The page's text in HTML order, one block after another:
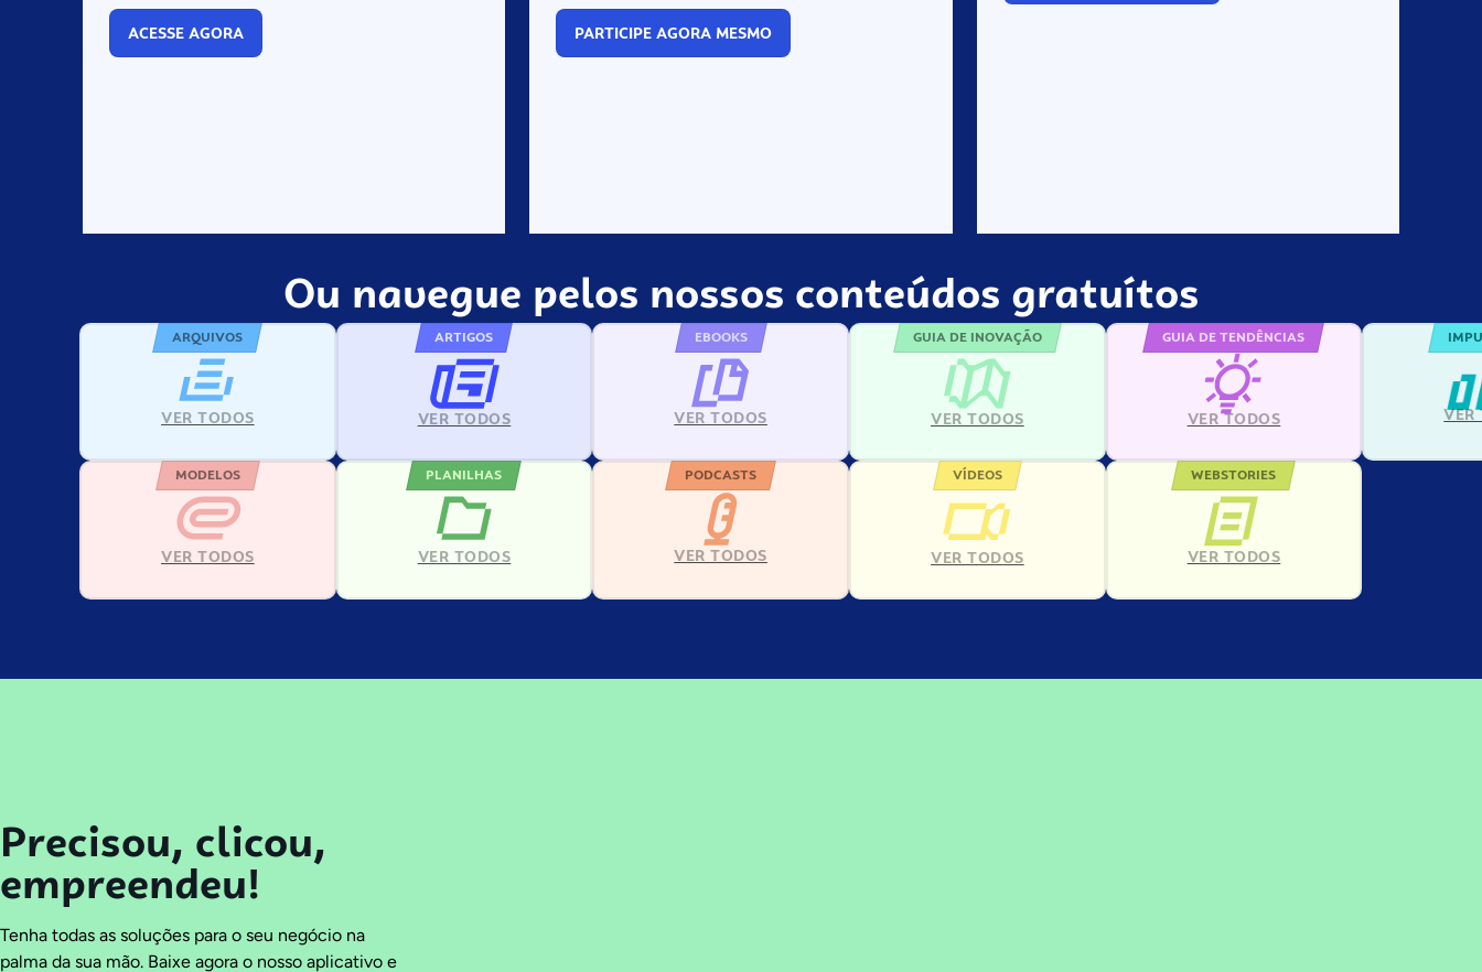
ACESSE AGORA PARTICIPE AGORA MESMO
Ou navegue pelos nossos conteúdos gratuítos
ARQUIVOS
VER TODOS
ARTIGOS
VER TODOS
EBOOKS
VER TODOS
GUIA DE INOVAÇÃO
VER TODOS
GUIA DE TENDÊNCIAS
VER TODOS VER
MODELOS
VER TODOS
PLANILHAS
VER TODOS
PODCASTS
VER TODOS
VÍDEOS
VER TODOS
WEBSTORIES
VER TODOS
Precisou, clicou,
empreendeu!
Tenha todas as soluções para o seu negócio na
palma da sua mão. Baixe agora o nosso aplicativo e